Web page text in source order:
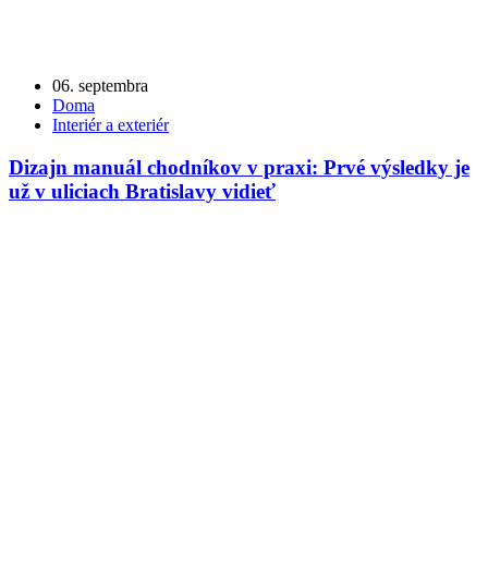
06. septembra
Doma
Interiér a exteriér
Dizajn manuál chodníkov v praxi: Prvé výsledky je
už v uliciach Bratislavy vidieť